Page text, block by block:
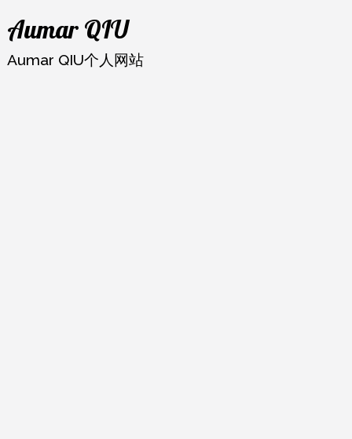
至
内
Aumar QIU
Aumar QIU个人网站